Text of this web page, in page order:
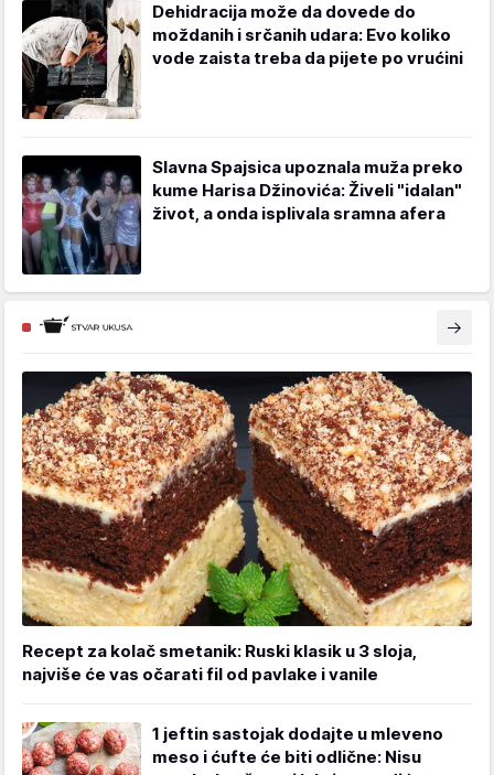
Dehidracija može da dovede do
moždanih i srčanih udara: Evo koliko
vode zaista treba da pijete po vrućini
Slavna Spajsica upoznala muža preko
kume Harisa Džinovića: Živeli "idalan"
život, a onda isplivala sramna afera
Recept za kolač smetanik: Ruski klasik u 3 sloja,
najviše će vas očarati fil od pavlake i vanile
1 jeftin sastojak dodajte u mleveno
meso i ćufte će biti odlične: Nisu